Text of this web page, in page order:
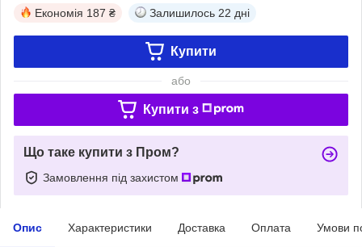
Економія 187 ₴ Залишилось 22 дні
Купити
або
Купити з
Що таке купити з Пром?
Замовлення під захистом
Опис Характеристики Доставка Оплата Умови